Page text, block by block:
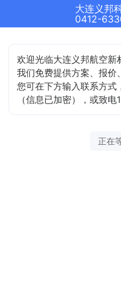
0412-
欢迎光临大连义邦航空新
我们免费提供方案、报价
您可在下方输入联系方式
（信息已加密），或致
正在